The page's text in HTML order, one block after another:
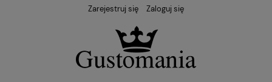
Zarejestruj się Zaloguj się